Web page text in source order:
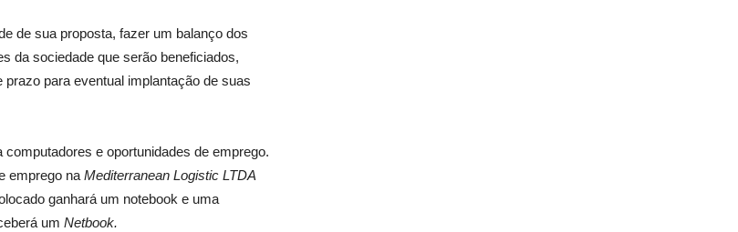
de sua proposta, fazer um balanço dos
da sociedade que serão beneficiados,
para eventual implantação de suas
e oportunidades de emprego.
emprego na Mediterranean Logistic LTDA
ganhará um notebook e uma
um Netbook.